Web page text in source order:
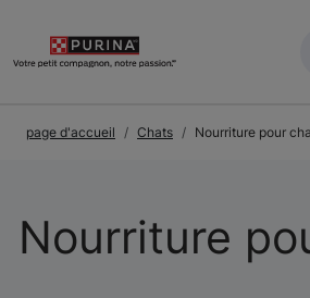
page d'accueil Chats Nourriture pour
Nourriture